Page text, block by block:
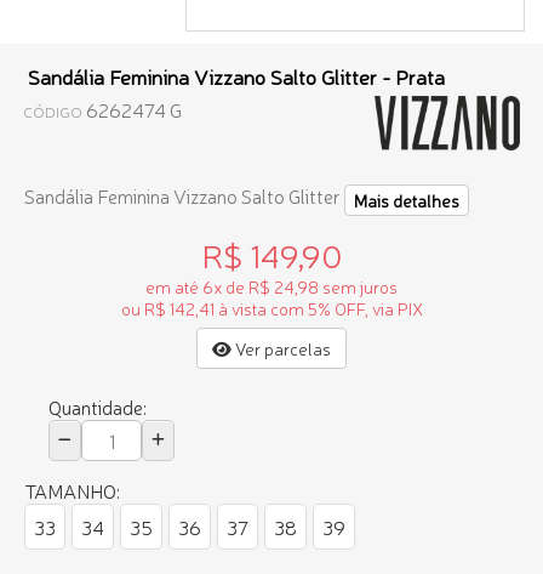
Sandália Feminina Vizzano Salto Glitter - Prata
CÓDIGO 6262474 G
Sandália Feminina Vizzano Salto Glitter Mais detalhes
R$ 149,90
em até 6x de R$ 24,98 sem juros
ou R$ 142,41 à vista com 5% OFF, via PIX
Ver parcelas
Quantidade:
TAMANHO:
33
34 35 36 37 38 39